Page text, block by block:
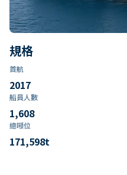
規格
首航
2017
船員人數
1,608
總噸位
171,598t